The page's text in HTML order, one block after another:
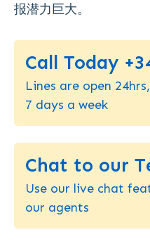
报潜力巨大。
Call Today
Lines are open 24hrs,
7 days a week
Chat to our
Use our live chat
our agents